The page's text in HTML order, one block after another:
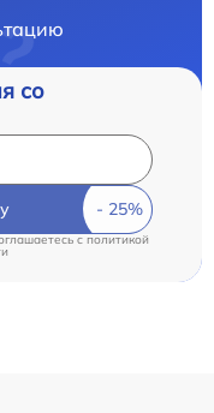
со
cполитикой